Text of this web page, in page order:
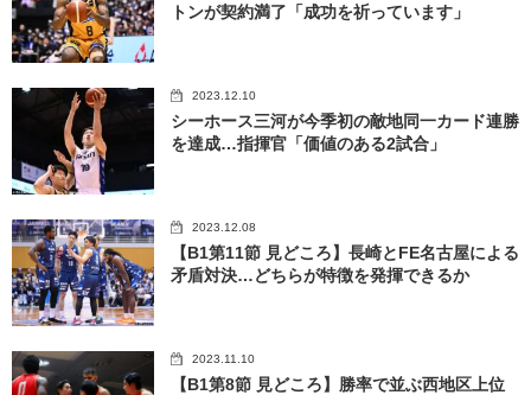
トンが契約満了「成功を祈っています」
2023.12.10
シーホース三河が今季初の敵地同一カード連勝
を達成…指揮官「価値のある2試合」
2023.12.08
【B1第11節 見どころ】長崎とFE名古屋による
矛盾対決…どちらが特徴を発揮できるか
2023.11.10
【B1第8節 見どころ】勝率で並ぶ西地区上位